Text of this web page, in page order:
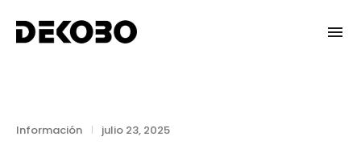
content
DEKOBO
Categories
Información
Posted
julio 23, 2025